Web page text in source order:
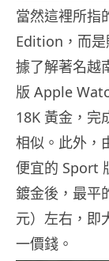
當然這裡所指
Edition，而是
據了解著名越
版 Apple
18K 黃金，
相似。此外，
便宜的 Sport
鍍金後，最平
元）左右，
一價錢。